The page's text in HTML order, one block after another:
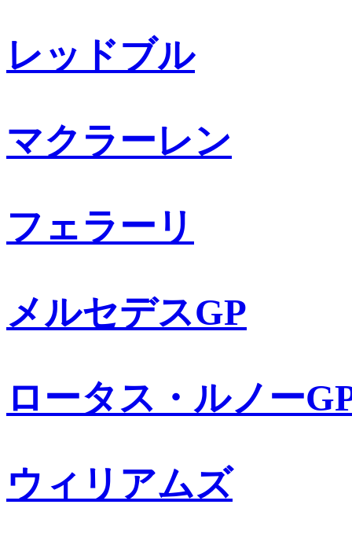
レッドブル
マクラーレン
フェラーリ
メルセデスGP
ロータス・ルノー
ウィリアムズ